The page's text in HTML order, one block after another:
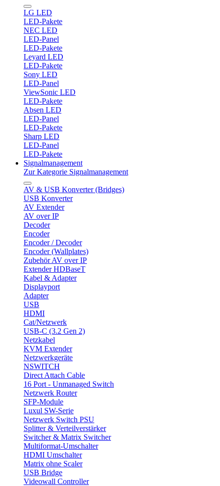
LG LED
LED-Pakete
NEC LED
LED-Panel
LED-Pakete
Leyard LED
LED-Pakete
Sony LED
LED-Panel
ViewSonic LED
LED-Pakete
Absen LED
LED-Panel
LED-Pakete
Sharp LED
LED-Panel
LED-Pakete
Signalmanagement
Zur Kategorie Signalmanagement
AV & USB Konverter (Bridges)
USB Konverter
AV Extender
AV over IP
Decoder
Encoder
Encoder / Decoder
Encoder (Wallplates)
Zubehör AV over IP
Extender HDBaseT
Kabel & Adapter
Displayport
Adapter
USB
HDMI
Cat/Netzwerk
USB-C (3.2 Gen 2)
Netzkabel
KVM Extender
Netzwerkgeräte
NSWITCH
Direct Attach Cable
16 Port - Unmanaged Switch
Netzwerk Router
SFP-Module
Luxul SW-Serie
Netzwerk Switch PSU
Splitter & Verteilverstärker
Switcher & Matrix Switcher
Multiformat-Umschalter
HDMI Umschalter
Matrix ohne Scaler
USB Bridge
Videowall Controller